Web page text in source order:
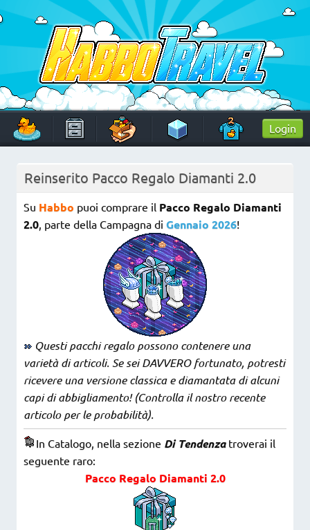
to
content
HabboTravel
Un viaggio di pixel!
Login
Reinserito Pacco Regalo Diamanti 2.0
Su Habbo puoi comprare il Pacco Regalo Diamanti
2.0, parte della Campagna di Gennaio 2026!
Questi pacchi regalo possono contenere una
varietà di articoli. Se sei DAVVERO fortunato, potresti
ricevere una versione classica e diamantata di alcuni
capi di abbigliamento! (Controlla il nostro recente
articolo per le probabilità).
In Catalogo, nella sezione Di Tendenza troverai il
seguente raro:
Pacco Regalo Diamanti 2.0